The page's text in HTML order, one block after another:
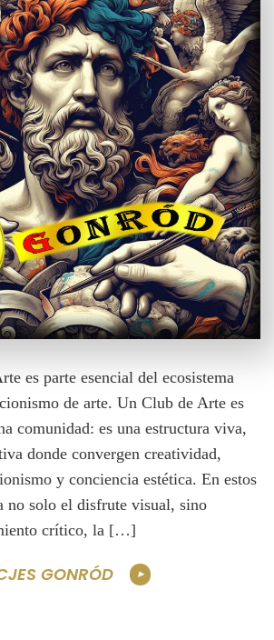
parte esencial del ecosistema
de arte. Un Club de Arte es
comunidad: es una estructura viva,
donde convergen creatividad,
y conciencia estética. En estos
no solo el disfrute visual, sino
crítico, la […]
GONRÓD